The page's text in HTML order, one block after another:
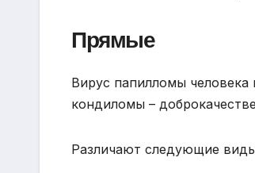
Прямые
Вирус папилломы
кондиломы –
Различают следующие